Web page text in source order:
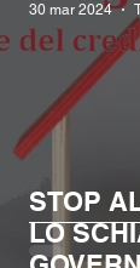
STOP
LO
30 mar 2024